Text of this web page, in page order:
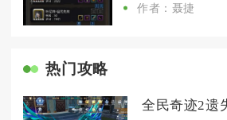
作者：聂捷
热门攻略